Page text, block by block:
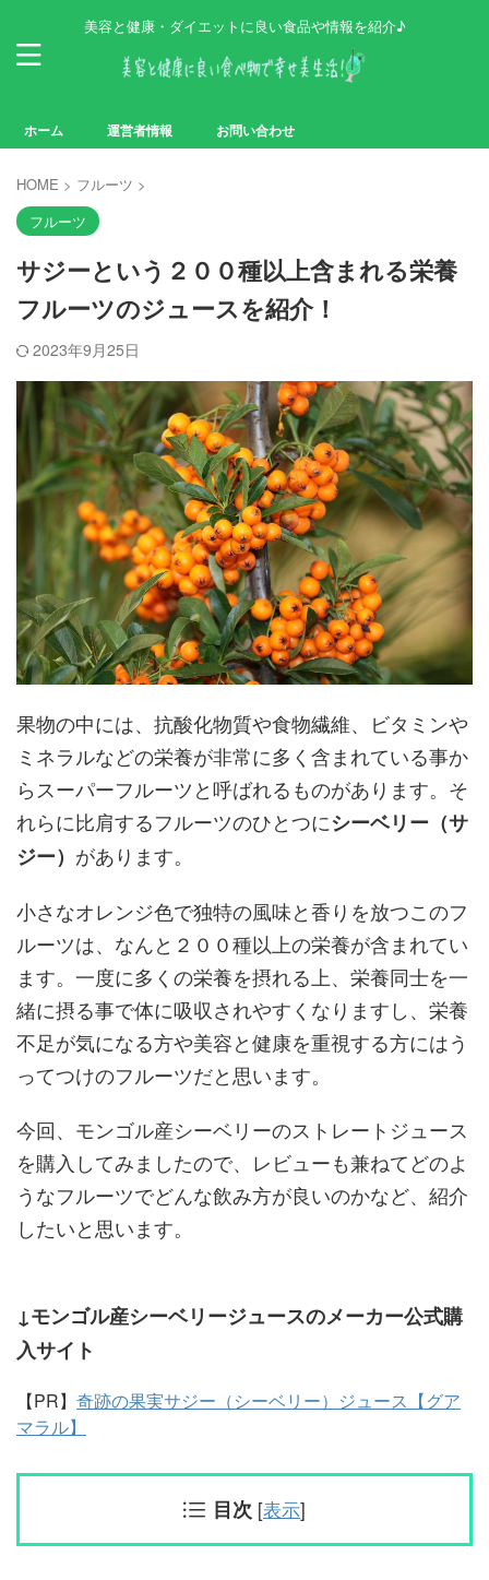
美容と健康・ダイエットに良い食品や情報を紹介♪
ホーム 運営者情報 お問い合わせ
HOME > フルーツ >
フルーツ
サジーという２００種以上含まれる栄養
フルーツのジュースを紹介！
2023年9月25日
果物の中には、抗酸化物質や食物繊維、ビタミンや
ミネラルなどの栄養が非常に多く含まれている事か
らスーパーフルーツと呼ばれるものがあります。そ
れらに比肩するフルーツのひとつにシーベリー（サ
ジー） があります。
小さなオレンジ色で独特の風味と香りを放つこのフ
ルーツは、なんと２００種以上の栄養が含まれてい
ます。一度に多くの栄養を摂れる上、栄養同士を一
緒に摂る事で体に吸収されやすくなりますし、栄養
不足が気になる方や美容と健康を重視する方にはう
ってつけのフルーツだと思います。
今回、モンゴル産シーベリーのストレートジュース
を購入してみましたので、レビューも兼ねてどのよ
うなフルーツでどんな飲み方が良いのかなど、紹介
したいと思います。
↓モンゴル産シーベリージュースのメーカー公式購
入サイト
【PR】 奇跡の果実サジー（シーベリー）ジュース【グア
マラル】
目次 [表示]